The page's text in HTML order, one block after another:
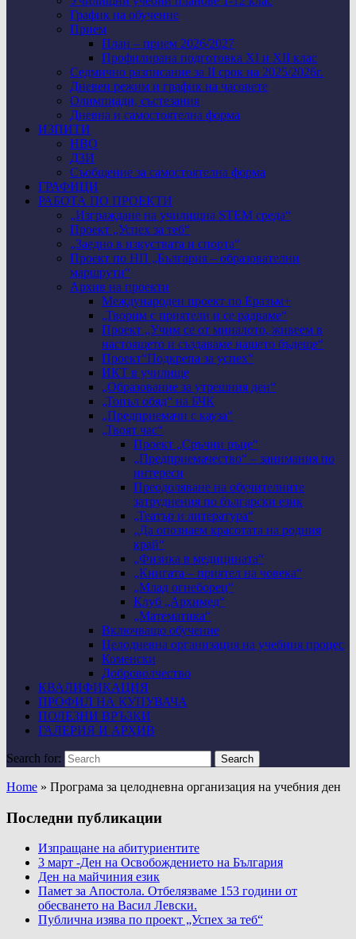
График на обучение
Прием
План – прием 2026/2027
Профилирана подготовка XI и XII клас
Седмично разписание за II срок на 2025/2026г.
Дневен режим и график на часовете
Олимпиади, състезания
Дневна и самостоятелна форма
ИЗПИТИ
НВО
ДЗИ
Съобщение за самостоятелна форма
ГРАФИЦИ
РАБОТА ПО ПРОЕКТИ
„Изграждане на училищна STEM среда“
Проект „Успех за теб“
„Заедно в изкуствата и спорта“
Проект по НП „България – образователни
маршрути“
Архив на проекти
Международен проект по Еразъм+
„Творим с приятели и се радваме“
Проект „Учим се от миналото, живеем в
настоящето и създаваме нашето бъдеще“
Проект“Подкрепа за успех“
ИКТ в училище
„Образование за утрешния ден“
„Топъл обяд“ на БЧК
„Предприемачи с кауза“
„Твоят час“
Проект „Сръчни ръце“
„Предприемачество“ – занимания по
интереси
Преодоляване на обучителните
затруднения по български език
„Театър и литература“
„Да опознаем красотата на родния
край“
„Физика в медицината“
„Книгата – приятел на човека“
„Млад огнеборец“
Клуб „Архимед“
„Математика“
Включващо обучение
Целодневна организация на учебния процес
Коменски
Доброволчество
КВАЛИФИКАЦИЯ
ПРОФИЛ НА КУПУВАЧА
ПОЛЕЗНИ ВРЪЗКИ
ГАЛЕРИЯ И АРХИВ
Search for: Search
Home » Програма за целодневна организация на учебния ден
Последни публикации
Изпращане на абитуриентите
3 март -Ден на Освобождението на България
Ден на майчиния език
Памет за Апостола. Отбелязваме 153 години от
обесването на Васил Левски.
Публична изява по проект „Успех за теб“